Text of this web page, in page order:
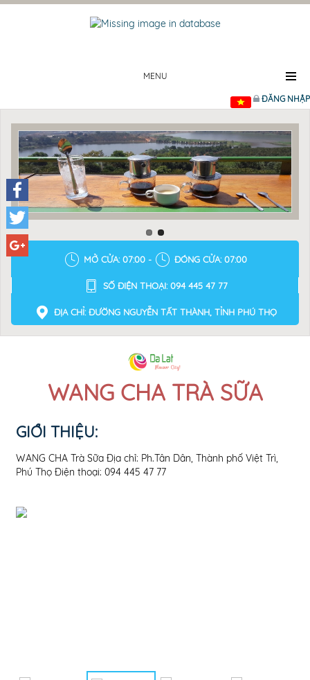
MENU
ĐĂNG NHẬP
MỞ CỬA: 07:00 - ĐÓNG CỬA: 07:00
SỐ ĐIỆN THOẠI: 094 445 47 77
ĐỊA CHỈ: ĐƯỜNG NGUYỄN TẤT THÀNH, TỈNH PHÚ THỌ
WANG CHA TRÀ SỮA
GIỚI THIỆU:
WANG CHA Trà Sữa Địa chỉ: Ph.Tân Dân, Thành phố Việt Trì,
Phú Thọ Điện thoại: 094 445 47 77
Facebook
Twitter